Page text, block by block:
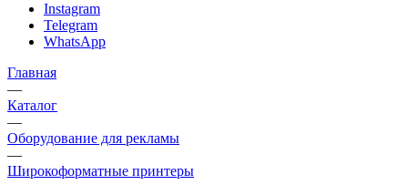
Instagram
Telegram
WhatsApp
Главная
—
Каталог
—
Оборудование для рекламы
—
Широкоформатные принтеры